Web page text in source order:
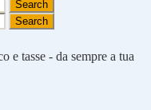
e tasse - da sempre a tua